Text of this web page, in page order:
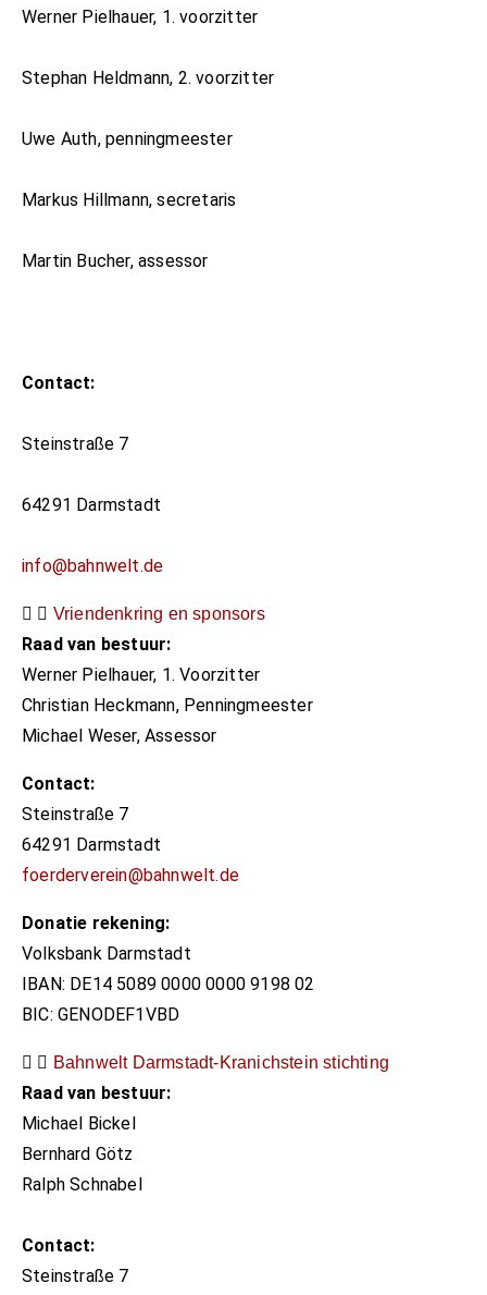
Werner Pielhauer, 1. voorzitter
Stephan Heldmann, 2. voorzitter
Uwe Auth, penningmeester
Markus Hillmann, secretaris
Martin Bucher, assessor
Contact:
Steinstraße 7​
64291 Darmstadt​
info@bahnwelt.de
Vriendenkring en sponsors
Raad van bestuur:​
Werner Pielhauer, 1. Voorzitter ​
Christian Heckmann, Penningmeester ​
Michael Weser, Assessor ​
Contact:​
Steinstraße 7
64291 Darmstadt​
foerderverein@bahnwelt.de
Donatie rekening:
Volksbank Darmstadt​
IBAN: DE14 5089 0000 0000 9198 02​
BIC: GENODEF1VBD
Bahnwelt Darmstadt-Kranichstein stichting
Raad van bestuur:
Michael Bickel​
Bernhard Götz​​
Ralph Schnabel​
Contact​:
Steinstraße 7​